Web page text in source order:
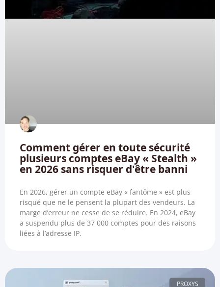
Comment gérer en toute sécurité
plusieurs comptes eBay « Stealth »
en 2026 sans risquer d'être banni
En 2026, gérer un compte eBay « fantôme » est plus
risqué que ne le pensent la plupart des vendeurs. La
marge d’erreur ne cesse de se réduire. En 2024, eBay
a suspendu plus de 37 000 comptes pour des raisons
liées à l’adresse IP.
PROXYS